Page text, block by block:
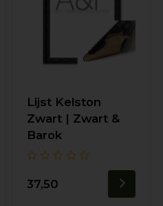
Lijst Kelston
Zwart | Zwart &
Barok
37,50